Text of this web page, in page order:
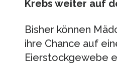
Krebs weiter auf
Bisher können
ihre Chance auf
Eierstockgewebe